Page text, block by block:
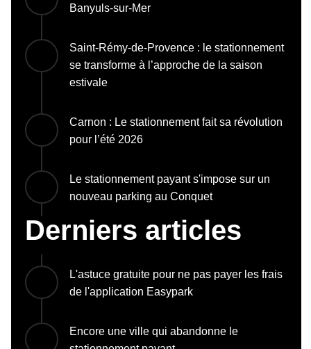
Banyuls-sur-Mer
Saint-Rémy-de-Provence : le stationnement
se transforme à l’approche de la saison
estivale
Carnon : Le stationnement fait sa révolution
pour l’été 2026
Le stationnement payant s'impose sur un
nouveau parking au Conquet
Derniers articles
L'astuce gratuite pour ne pas payer les frais
de l'application Easypark
Encore une ville qui abandonne le